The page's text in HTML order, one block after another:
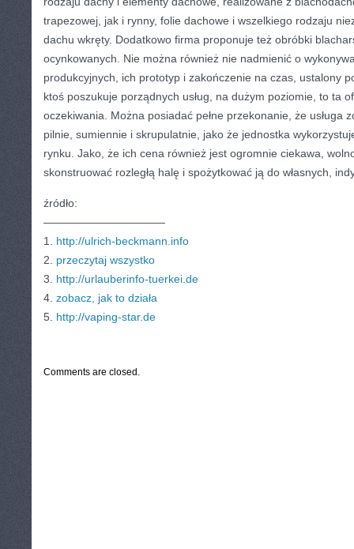
trapezowej, jak i rynny, folie dachowe i wszelkiego rodzaju
dachu wkręty. Dodatkowo firma proponuje też obróbki
ocynkowanych. Nie można również nie nadmienić o
produkcyjnych, ich prototyp i zakończenie na czas, ustalony
ktoś poszukuje porządnych usług, na dużym poziomie, to ta
oczekiwania. Można posiadać pełne przekonanie, że usługa
pilnie, sumiennie i skrupulatnie, jako że jednostka
rynku. Jako, że ich cena również jest ogromnie ciekawa,
skonstruować rozległą halę i spożytkować ją do własnych,
źródło:
———————————
1. http://ulrich-beckmann.info
2. przeczytaj wszystko
3. http://urlauberinfo-tuerkei.de
4. zobacz, jak to działa
5. http://vaping-star.de
Comments are closed.